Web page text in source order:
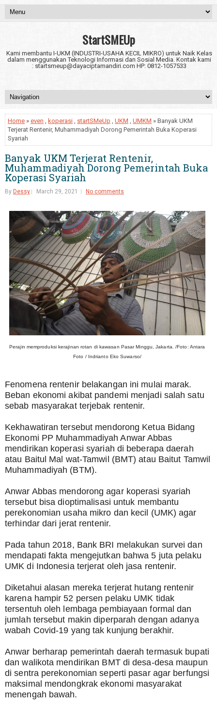
StartSMEUp
Kami membantu I-UKM (INDUSTRI-USAHA KECIL MIKRO) untuk Naik Kelas
dalam menggunakan Teknologi Informasi dan Sosial Media. Kontak kami
: startsmeup@dayaciptamandiri.com HP: 0812-1057533
Home » even , koperasi , startSMeUp , UKM , UMKM » Banyak UKM
Terjerat Rentenir, Muhammadiyah Dorong Pemerintah Buka Koperasi
Syariah
Banyak UKM Terjerat Rentenir,
Muhammadiyah Dorong Pemerintah Buka
Koperasi Syariah
By Dessy March 29, 2021 No comments
Perajin memproduksi kerajinan rotan di kawasan Pasar Minggu, Jakarta. /Foto: Antara
Foto / Indrianto Eko Suwarso/
Fenomena rentenir belakangan ini mulai marak.
Beban ekonomi akibat pandemi menjadi salah satu
sebab masyarakat terjebak rentenir.
Kekhawatiran tersebut mendorong Ketua Bidang
Ekonomi PP Muhammadiyah Anwar Abbas
mendirikan koperasi syariah di beberapa daerah
atau Baitul Mal wat-Tamwil (BMT) atau Baitut Tamwil
Muhammadiyah (BTM).
Anwar Abbas mendorong agar koperasi syariah
tersebut bisa dioptimalisasi untuk membantu
perekonomian usaha mikro dan kecil (UMK) agar
terhindar dari jerat rentenir.
Pada tahun 2018, Bank BRI melakukan survei dan
mendapati fakta mengejutkan bahwa 5 juta pelaku
UMK di Indonesia terjerat oleh jasa rentenir.
Diketahui alasan mereka terjerat hutang rentenir
karena hampir 52 persen pelaku UMK tidak
tersentuh oleh lembaga pembiayaan formal dan
jumlah tersebut makin diperparah dengan adanya
wabah Covid-19 yang tak kunjung berakhir.
Anwar berharap pemerintah daerah termasuk bupati
dan walikota mendirikan BMT di desa-desa maupun
di sentra perekonomian seperti pasar agar berfungsi
maksimal mendongkrak ekonomi masyarakat
menengah bawah.